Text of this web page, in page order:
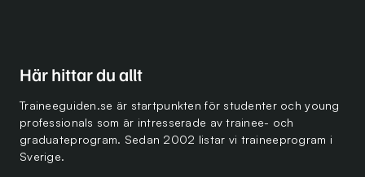
Här hittar du allt
Traineeguiden.se är startpunkten för studenter och young
professionals som är intresserade av trainee- och
graduateprogram. Sedan 2002 listar vi traineeprogram i
Sverige.